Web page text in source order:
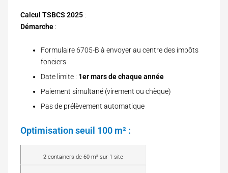
Calcul TSBCS 2025 :
Démarche :
Formulaire 6705-B à envoyer au centre des impôts
fonciers
Date limite : 1er mars de chaque année
Paiement simultané (virement ou chèque)
Pas de prélèvement automatique
Optimisation seuil 100 m² :
o
2 containers de 60 m² sur 1 site